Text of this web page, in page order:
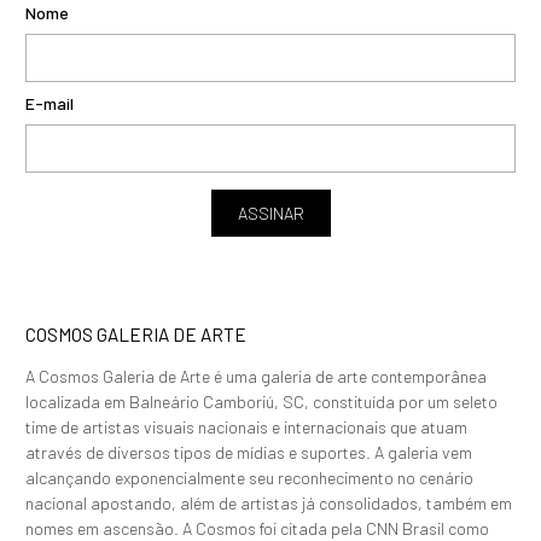
Nome
E-mail
ASSINAR
COSMOS GALERIA DE ARTE
A Cosmos Galeria de Arte é uma galeria de arte contemporânea
localizada em Balneário Camboriú, SC, constituída por um seleto
time de artistas visuais nacionais e internacionais que atuam
através de diversos tipos de mídias e suportes. A galeria vem
alcançando exponencialmente seu reconhecimento no cenário
nacional apostando, além de artistas já consolidados, também em
nomes em ascensão. A Cosmos foi citada pela CNN Brasil como